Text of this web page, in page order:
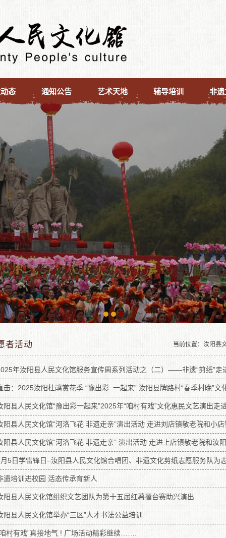
态 通知公告 艺术天地 辅导培训 非遗
者活动 当前位置： 汝阳县
年汝阳县人民文化馆服务宣传周系列活动之（二）——非遗“剪纸”走
击：2025汝阳杜鹃赏花季 “豫出彩 一起来” 汝阳县牌路村“春季村晚”文
阳县人民文化馆“豫出彩一起来”2025年“咱村有戏”文化惠民文艺演出走
阳县人民文化馆“河洛飞花 非遗走亲”演出活动 走进刘店镇敬老院和小
阳县人民文化馆“河洛飞花 非遗走亲” 演出活动 走进上店镇敬老院和汝
5日学雷锋日–汝阳县人民文化馆合唱团、非遗文化剪纸志愿服务队为
遗培训进校园 活态传承育新人
阳县人民文化馆组织文艺团队为第十五届红薯擂台赛助兴演出
阳县人民文化馆举办“三区”人才书法公益培训
村有戏”真接地气 ! 广场活动精彩继续…….